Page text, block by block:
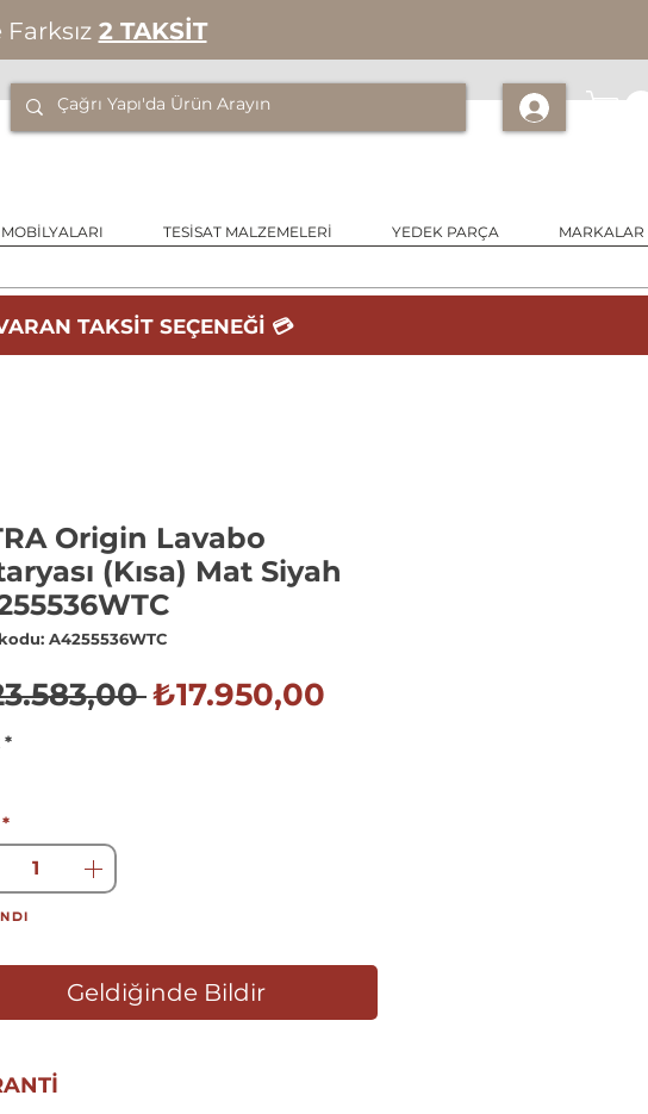
2 TAKSİT
TESİSAT MALZEMELERİ YEDEK PARÇA MARKALAR
TAKSİT SEÇENEĞİ 💳
Origin Lavabo
(Kısa) Mat Siyah
A4255536WTC
Normal
₺17.950,00
*
*
Geldiğinde Bildir